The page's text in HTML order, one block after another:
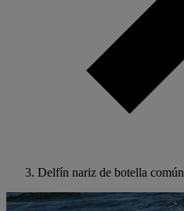
Delfín nariz de botella común